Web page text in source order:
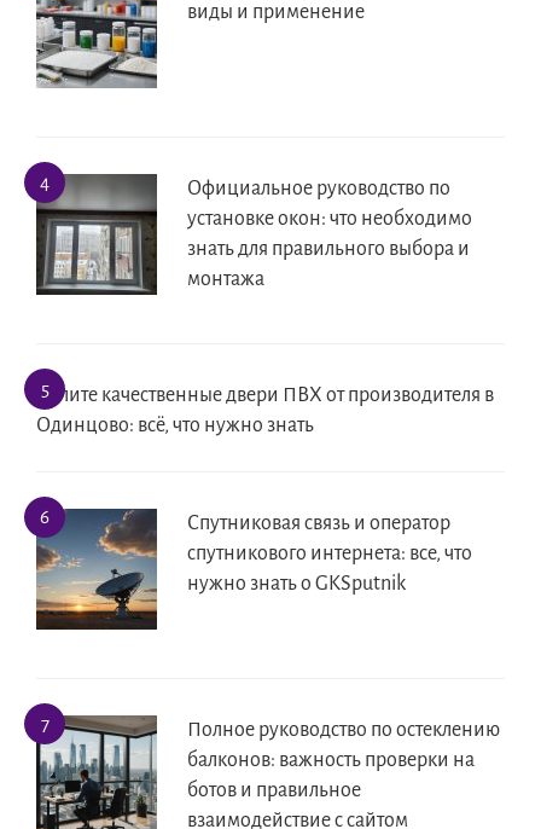
виды и применение
Официальное руководство по
установке окон: что необходимо
знать для правильного выбора и
монтажа
Купите качественные двери ПВХ от производителя в
Одинцово: всё, что нужно знать
Спутниковая связь и оператор
спутникового интернета: все, что
нужно знать о GKSputnik
Полное руководство по остеклению
балконов: важность проверки на
ботов и правильное
взаимодействие с сайтом